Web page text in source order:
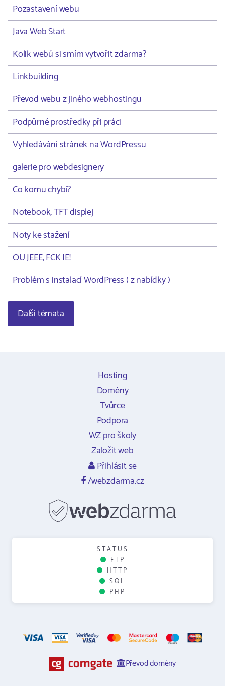
Pozastavení webu
Java Web Start
Kolik webů si smím vytvořit zdarma?
Linkbuilding
Převod webu z jiného webhostingu
Podpůrné prostředky při práci
Vyhledávání stránek na WordPressu
galerie pro webdesignery
Co komu chybí?
Notebook, TFT displej
Noty ke stažení
OU JEEE, FCK IE!
Problém s instalací WordPress ( z nabídky )
Další témata
Hosting
Domény
Tvůrce
Podpora
WZ pro školy
Založit web
Přihlásit se
/webzdarma.cz
STATUS
FTP
HTTP
SQL
PHP
Převod domény